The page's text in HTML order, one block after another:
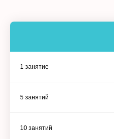
1 занятие
5 занятий
10 занятий